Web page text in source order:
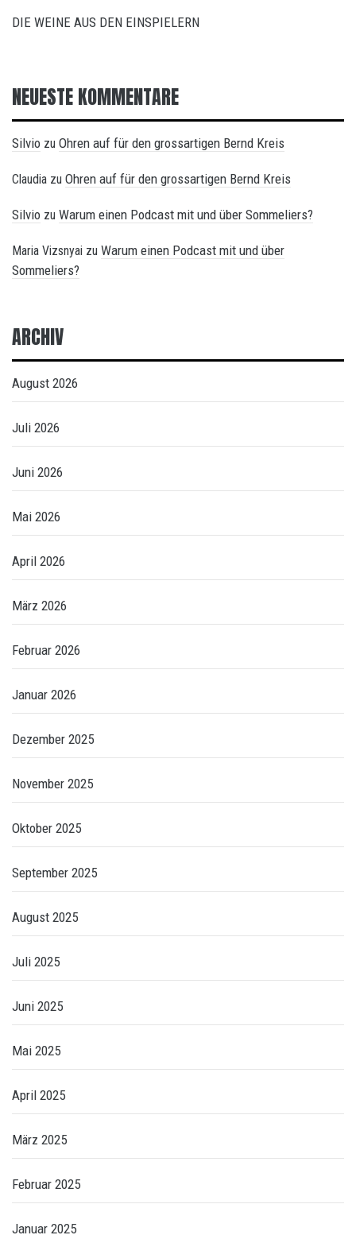
DIE WEINE AUS DEN EINSPIELERN
NEUESTE KOMMENTARE
Silvio zu Ohren auf für den grossartigen Bernd Kreis
Claudia zu Ohren auf für den grossartigen Bernd Kreis
Silvio zu Warum einen Podcast mit und über Sommeliers?
Maria Vizsnyai zu Warum einen Podcast mit und über
Sommeliers?
ARCHIV
August 2026
Juli 2026
Juni 2026
Mai 2026
April 2026
März 2026
Februar 2026
Januar 2026
Dezember 2025
November 2025
Oktober 2025
September 2025
August 2025
Juli 2025
Juni 2025
Mai 2025
April 2025
März 2025
Februar 2025
Januar 2025